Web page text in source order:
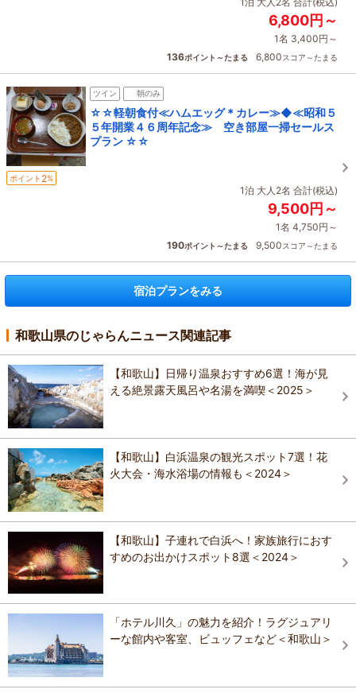
6,800円～
1名 3,400円～
136ポイント～たまる 6,800スコア～たまる
ツイン 朝のみ
☆☆軽朝食付≪ハムエッグ＊カレー≫◆≪昭和５
５年開業４６周年記念≫ 空き部屋一掃セールス
プラン ☆☆
ポイント 2%
1泊 大人2名 合計(税込)
9,500円～
1名 4,750円～
190ポイント～たまる 9,500スコア～たまる
宿泊プランをみる
和歌山県のじゃらんニュース関連記事
【和歌山】日帰り温泉おすすめ6選！海が見
える絶景露天風呂や名湯を満喫＜2025＞
【和歌山】白浜温泉の観光スポット7選！花
火大会・海水浴場の情報も＜2024＞
【和歌山】子連れで白浜へ！家族旅行におす
すめのお出かけスポット8選＜2024＞
「ホテル川久」の魅力を紹介！ラグジュアリ
ーな館内や客室、ビュッフェなど＜和歌山＞